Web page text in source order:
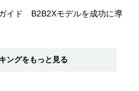
イド B2B2Xモデルを成功に導
ングをもっと見る